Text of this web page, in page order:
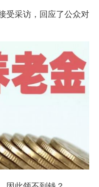
受采访，回应了公众对